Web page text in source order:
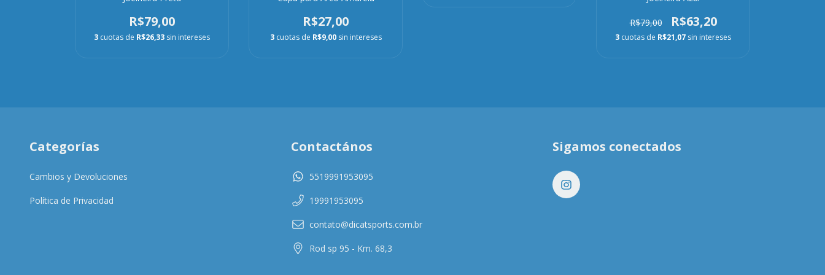
R$79,00
3 cuotas de R$26,33 sin intereses
R$27,00
3 cuotas de R$9,00 sin intereses
R$79,00 R$63,20
3 cuotas de R$21,07 sin intereses
Categorías
Cambios y Devoluciones
Política de Privacidad
Contactános
5519991953095
19991953095
contato@dicatsports.com.br
Rod sp 95 - Km. 68,3
Sigamos conectados